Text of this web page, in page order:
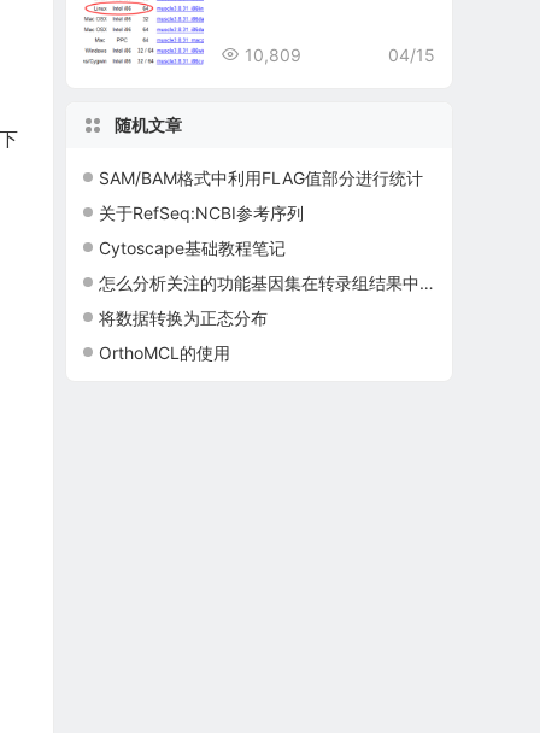
04/15
10,809
随机文章
SAM/BAM格式中利用FLAG值部分进行统计
关于RefSeq:NCBI参考序列
Cytoscape基础教程笔记
怎么分析关注的功能基因集在转录组结果中表现如何？
将数据转换为正态分布
OrthoMCL的使用